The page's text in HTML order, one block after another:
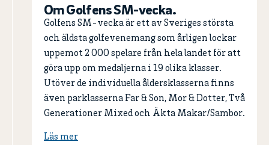
Om Golfens SM-vecka.
Golfens SM-vecka är ett av Sveriges största
och äldsta golfevenemang som årligen lockar
uppemot 2 000 spelare från hela landet för att
göra upp om medaljerna i 19 olika klasser.
Utöver de individuella åldersklasserna finns
även parklasserna Far & Son, Mor & Dotter, Två
Generationer Mixed och Äkta Makar/Sambor.
Läs mer